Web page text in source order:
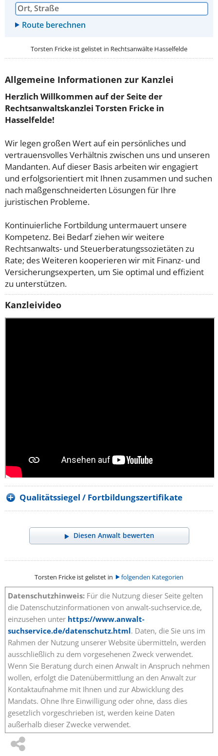
Torsten Fricke ist gelistet in Rechtsanwälte Hasselfelde
Allgemeine Informationen zur Kanzlei
Herzlich Willkommen auf der Seite der
Rechtsanwaltskanzlei Torsten Fricke in
Hasselfelde!
Wir legen großen Wert auf ein persönliches und
vertrauensvolles Verhältnis zwischen uns und unseren
Mandanten. Auf dieser Basis arbeiten wir engagiert
und erfolgsorientiert mit Ihnen zusammen und suchen
nach maßgenschneiderten Lösungen für Ihre
juristischen Probleme.
Kontinuierliche Fortbildung untermauert unsere
Kompetenz. Bei Bedarf ziehen wir weitere
Rechtsanwalts- und Steuerberatungssozietäten zu
Rate; des Weiteren kooperieren wir mit Finanz- und
Versicherungsexperten, um Sie optimal und effizient
zu unterstützen.
Kanzleivideo
Qualitätssiegel / Fortbildungszertifikate
Diesen Anwalt bewerten
Torsten Fricke ist gelistet in folgenden Kategorien
Datenschutzhinweis: Für die Nutzung dieser Seite gelten
die Datenschutzinformationen von anwalt-suchservice.de,
einzusehen unter https://www.anwalt-
suchservice.de/datenschutz.html. Daten, die Sie uns im
Rahmen der Nutzung unserer Website übermitteln, werden
ausschließlich zu dem vorgesehenen Zweck verwendet.
Wenn Sie Beratung durch einen Anwalt in Anspruch nehmen
wollen, erfolgt die Datenübermittlung an den Anwalt zur
Kontaktaufnahme mit Ihnen und zur Abwicklung des
Mandats. Ohne Ihre Einwilligung oder ohne, dass dies
gesetzlich vorgeschrieben ist, werden keine Daten
außerhalb dieser Zwecke verwendet.